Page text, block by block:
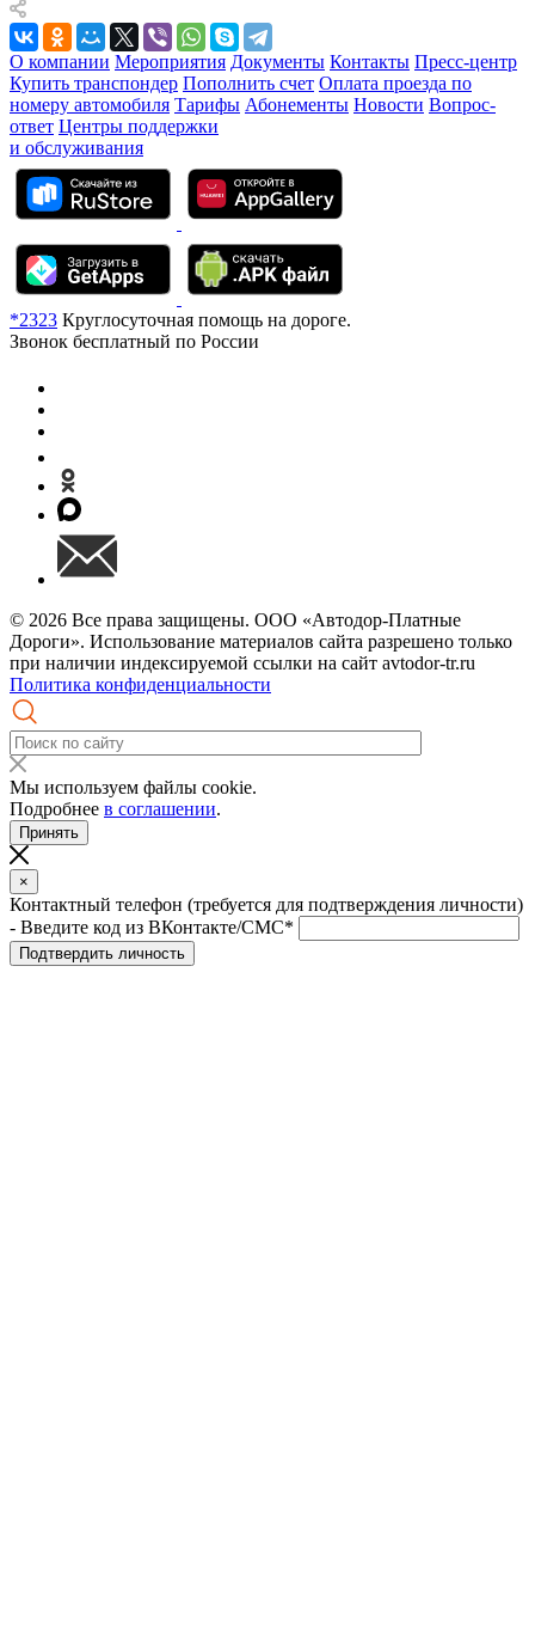
О компании Мероприятия Документы Контакты Пресс-центр
Купить транспондер Пополнить счет Оплата проезда по
номеру автомобиля Тарифы Абонементы Новости Вопрос-
ответ Центры поддержки
и обслуживания
*2323 Круглосуточная помощь на дороге.
Звонок бесплатный по России
© 2026 Все права защищены. ООО «Автодор-Платные
Дороги». Использование материалов сайта разрешено только
при наличии индексируемой ссылки на сайт avtodor-tr.ru
Политика конфиденциальности
Мы используем файлы cookie.
Подробнее в соглашении.
Принять
×
Контактный телефон (требуется для подтверждения личности)
- Введите код из ВКонтакте/СМС*
Подтвердить личность